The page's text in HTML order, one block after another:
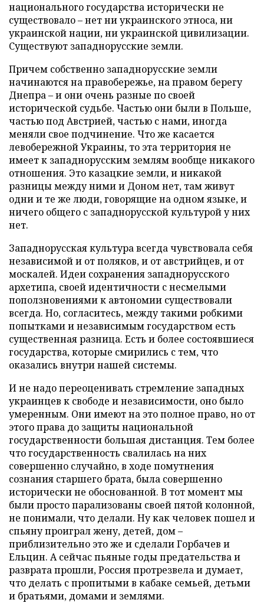
национального государства исторически не
существовало – нет ни украинского этноса, ни
украинской нации, ни украинской цивилизации.
Существуют западнорусские земли.
Причем собственно западнорусские земли
начинаются на правобережье, на правом берегу
Днепра – и они очень разные по своей
исторической судьбе. Частью они были в Польше,
частью под Австрией, частью с нами, иногда
меняли свое подчинение. Что же касается
левобережной Украины, то эта территория не
имеет к западнорусским землям вообще никакого
отношения. Это казацкие земли, и никакой
разницы между ними и Доном нет, там живут
одни и те же люди, говорящие на одном языке, и
ничего общего с западнорусской культурой у них
нет.
Западнорусская культура всегда чувствовала себя
независимой и от поляков, и от австрийцев, и от
москалей. Идеи сохранения западнорусского
архетипа, своей идентичности с несмелыми
поползновениями к автономии существовали
всегда. Но, согласитесь, между такими робкими
попытками и независимым государством есть
существенная разница. Есть и более состоявшиеся
государства, которые смирились с тем, что
оказались внутри нашей системы.
И не надо переоценивать стремление западных
украинцев к свободе и независимости, оно было
умеренным. Они имеют на это полное право, но от
этого права до защиты национальной
государственности большая дистанция. Тем более
что государственность свалилась на них
совершенно случайно, в ходе помутнения
сознания старшего брата, была совершенно
исторически не обоснованной. В тот момент мы
были просто парализованы своей пятой колонной,
не понимали, что делали. Ну как человек пошел и
спьяну проиграл жену, детей, дом –
приблизительно это же и сделали Горбачев и
Ельцин. А сейчас пьяные годы предательства и
разврата прошли, Россия протрезвела и думает,
что делать с пропитыми в кабаке семьей, детьми
и братьями, домами и землями.